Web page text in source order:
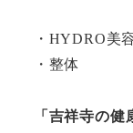
・HYDRO美
・整体
「吉祥寺の健